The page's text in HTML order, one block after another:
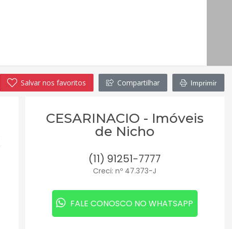
Salvar nos favoritos Compartilhar Imprimir
CESARINACIO - Imóveis
de Nicho
(11) 91251-7777
Creci: nº 47.373-J
FALE CONOSCO NO WHATSAPP